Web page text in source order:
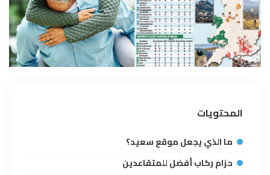
المحتويات
ما الذي يجعل موقع سعيد؟
حزام ركاب أفضل للمتقاعدين